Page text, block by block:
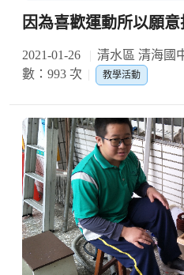
因為喜歡運動所以願
2021-01-26 清水區 清海國
數：993 次
教學活動